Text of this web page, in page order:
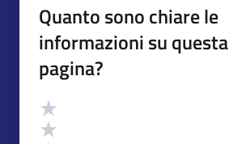
Quanto sono chiare le
informazioni su questa
pagina?
Valutazione